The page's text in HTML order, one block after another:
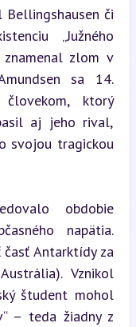
či
„Južného
znamenal zlom v
sa 14.
ktorý
aj jeho rival,
svojou tragickou
obdobie
napätia.
Antarktídy za
Vznikol
študent mohol
– teda žiadny z